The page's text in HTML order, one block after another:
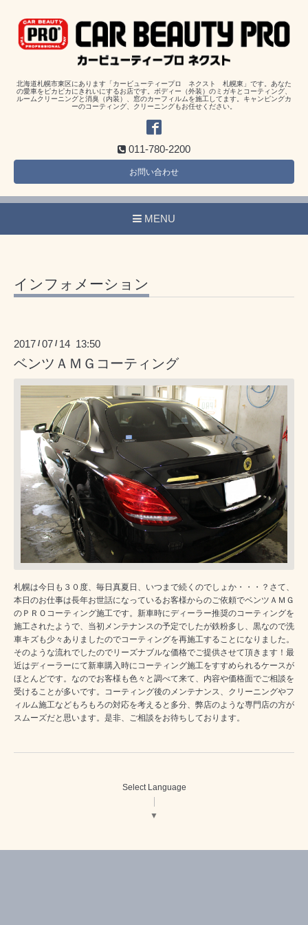
北海道札幌市東区にあります「カービューティープロ ネクスト 札幌東」です。あなた
の愛車をピカピカにきれいにするお店です。ボディー（外装）のミガキとコーティング、
ルームクリーニングと消臭（内装）、窓のカーフィルムを施工してます。キャンピングカ
ーのコーティング、クリーニングもお任せください。
011-780-2200
お問い合わせ
MENU
インフォメーション
2017 /07 / 14 13:50
ベンツＡＭＧコーティング
札幌は今日も３０度、毎日真夏日、いつまで続くのでしょか・・・？さて、
本日のお仕事は長年お世話になっているお客様からのご依頼でベンツＡＭＧ
のＰＲＯコーティング施工です。新車時にディーラー推奨のコーティングを
施工されたようで、当初メンテナンスの予定でしたが鉄粉多し、黒なので洗
車キズも少々ありましたのでコーティングを再施工することになりました。
そのような流れでしたのでリーズナブルな価格でご提供させて頂きます！最
近はディーラーにて新車購入時にコーティング施工をすすめられるケースが
ほとんどです。なのでお客様も色々と調べて来て、内容や価格面でご相談を
受けることが多いです。コーティング後のメンテナンス、クリーニングやフ
ィルム施工などもろもろの対応を考えると多分、弊店のような専門店の方が
スムーズだと思います。是非、ご相談をお待ちしております。
Select Language
▼